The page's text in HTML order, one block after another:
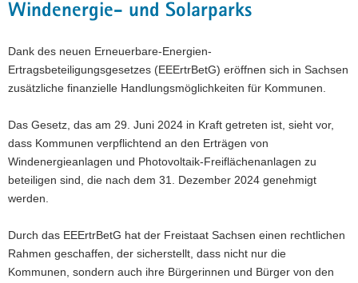
Windenergie- und Solarparks
Dank des neuen Erneuerbare-Energien-
Ertragsbeteiligungsgesetzes (EEErtrBetG) eröffnen sich in Sachsen
zusätzliche finanzielle Handlungsmöglichkeiten für Kommunen.
Das Gesetz, das am 29. Juni 2024 in Kraft getreten ist, sieht vor,
dass Kommunen verpflichtend an den Erträgen von
Windenergieanlagen und Photovoltaik-Freiflächenanlagen zu
beteiligen sind, die nach dem 31. Dezember 2024 genehmigt
werden.
Durch das EEErtrBetG hat der Freistaat Sachsen einen rechtlichen
Rahmen geschaffen, der sicherstellt, dass nicht nur die
Kommunen, sondern auch ihre Bürgerinnen und Bürger von den